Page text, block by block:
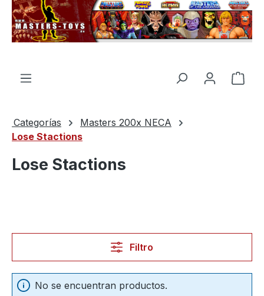
principal
El
Categorías
Masters 200x NECA
Lose Stactions
Lose Stactions
Filtro
No se encuentran productos.